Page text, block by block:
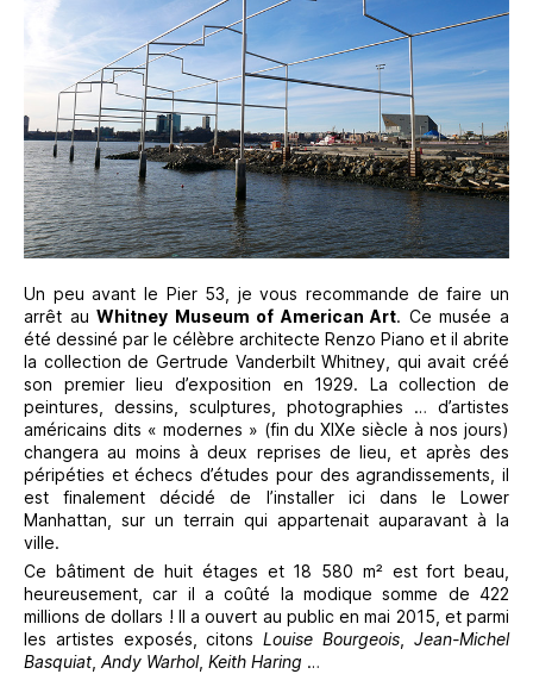
Un peu avant le Pier 53, je vous recommande de faire un
arrêt auWhitney Museum of American Art. Ce musée a
été dessiné par le célèbre architecte Renzo Piano et il abrite
la collection de Gertrude Vanderbilt Whitney, qui avait créé
son premier lieu d’exposition en 1929. La collection de
peintures, dessins, sculptures, photographies … d’artistes
américains dits « modernes » (fin du XIXe siècle à nos jours)
changera au moins à deux reprises de lieu, et après des
péripéties et échecs d’études pour des agrandissements, il
est finalement décidé de l’installer ici dans le Lower
Manhattan, sur un terrain qui appartenait auparavant à la
ville.
Ce bâtiment de huit étages et 18 580 m² est fort beau,
heureusement, car il a coûté la modique somme de 422
millions de dollars ! Il a ouvert au public en mai 2015, et parmi
les artistes exposés, citonsLouise Bourgeois ,Jean-Michel
Basquiat Andy Warhol, Keith Haring …